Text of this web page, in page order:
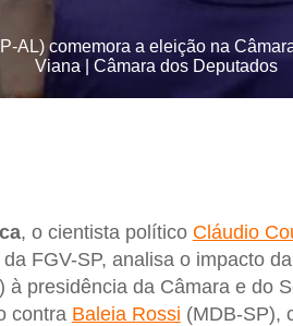
AL) comemora a eleição na
Viana | Câmara dos Deputados
, o cientista político Cláudio
FGV-SP, analisa o impacto
à presidência da Câmara e do
contra Baleia Rossi (MDB-SP),